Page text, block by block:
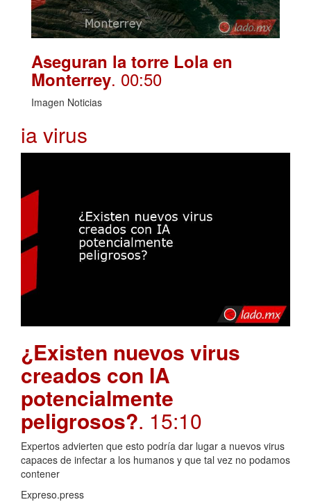
Aseguran la torre Lola en
Monterrey. 00:50
Imagen Noticias
ia virus
¿Existen nuevos virus
creados con IA
potencialmente
peligrosos?. 15:10
Expertos advierten que esto podría dar lugar a nuevos virus
capaces de infectar a los humanos y que tal vez no podamos
contener
Expreso.press